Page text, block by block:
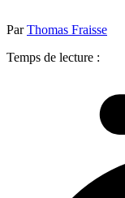
ParThomas Fraisse
Temps de lecture :